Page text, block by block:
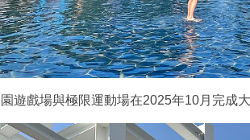
遊戲場與極限運動場在2025年10月完成